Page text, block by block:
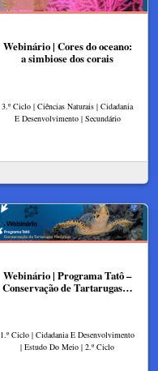
Webinário | Cores do oceano:
a simbiose dos corais
3.º Ciclo | Ciências Naturais | Cidadania
E Desenvolvimento | Secundário
Webinário | Programa Tatô –
Conservação de Tartarugas…
1.º Ciclo | Cidadania E Desenvolvimento
| Estudo Do Meio | 2.º Ciclo